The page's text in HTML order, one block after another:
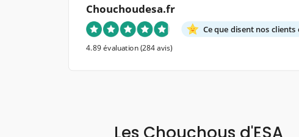
Chouchoudesa.fr
Ce que disent nos clients
4.89 évaluation(284 avis)